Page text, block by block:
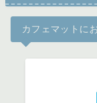
カフェマットに